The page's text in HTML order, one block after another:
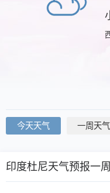
今天天气 一周天气
印度杜尼天气预报一周